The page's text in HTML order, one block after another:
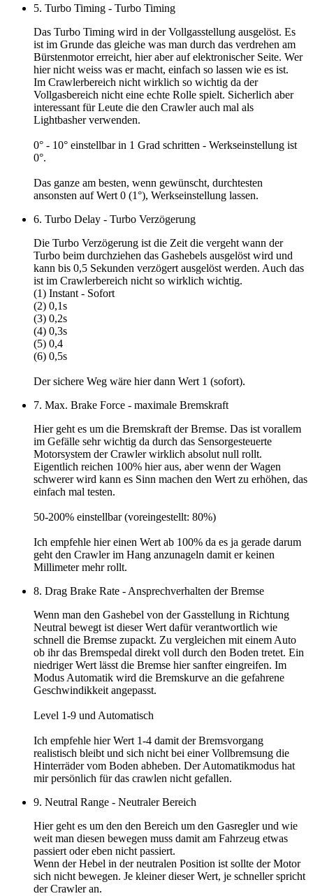
5. Turbo Timing - Turbo Timing
Das Turbo Timing wird in der Vollgasstellung ausgelöst. Es
ist im Grunde das gleiche was man durch das verdrehen am
Bürstenmotor erreicht, hier aber auf elektronischer Seite. Wer
hier nicht weiss was er macht, einfach so lassen wie es ist.
Im Crawlerbereich nicht wirklich so wichtig da der
Vollgasbereich nicht eine echte Rolle spielt. Sicherlich aber
interessant für Leute die den Crawler auch mal als
Lightbasher verwenden.
0° - 10° einstellbar in 1 Grad schritten - Werkseinstellung ist
0°.
Das ganze am besten, wenn gewünscht, durchtesten
ansonsten aufWert 0 (1°), Werkseinstellung lassen.
6. Turbo Delay - Turbo Verzögerung
Die Turbo Verzögerung ist die Zeit die vergeht wann der
Turbo beim durchziehen das Gashebels ausgelöst wird und
kann bis 0,5 Sekunden verzögert ausgelöst werden. Auch das
ist im Crawlerbereich nicht so wirklich wichtig.
(1) Instant - Sofort
(2) 0,1s
(3) 0,2s
(4) 0,3s
(5) 0,4
(6) 0,5s
Der sichere Weg wäre hier dann Wert 1 (sofort).
7. Max. Brake Force - maximale Bremskraft
Hier geht es um die Bremskraft der Bremse. Das ist vorallem
im Gefälle sehr wichtig da durch das Sensorgesteuerte
Motorsystem der Crawler wirklich absolut null rollt.
Eigentlich reichen 100% hier aus, aber wenn der Wagen
schwerer wird kann es Sinn machen den Wert zu erhöhen, das
einfach mal testen.
50-200% einstellbar (voreingestellt: 80%)
Ich empfehle hier einen Wert ab 100% da es ja gerade darum
geht den Crawler im Hang anzunageln damit er keinen
Millimeter mehr rollt.
8. Drag Brake Rate - Ansprechverhalten der Bremse
Wenn man den Gashebel von der Gasstellung in Richtung
Neutral bewegt ist dieser Wert dafür verantwortlich wie
schnell die Bremse zupackt. Zu vergleichen mit einem Auto
ob ihr das Bremspedal direkt voll durch den Boden tretet. Ein
niedriger Wert lässt die Bremse hier sanfter eingreifen. Im
Modus Automatik wird die Bremskurve an die gefahrene
Geschwindikkeit angepasst.
Level 1-9 und Automatisch
Ich empfehle hierWert 1-4 damit der Bremsvorgang
realistisch bleibt und sich nicht bei einer Vollbremsung die
Hinterräder vom Boden abheben. Der Automatikmodus hat
mir persönlich für das crawlen nicht gefallen.
9. Neutral Range - Neutraler Bereich
Hier geht es um den den Bereich um den Gasregler und wie
weit man diesen bewegen muss damit am Fahrzeug etwas
passiert oder eben nicht passiert.
Wenn der Hebel in der neutralen Position ist sollte der Motor
sich nicht bewegen. Je kleiner dieser Wert, je schneller spricht
der Crawler an.